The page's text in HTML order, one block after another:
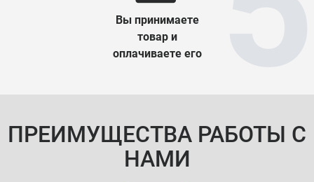
Вы принимаете
товар и
оплачиваете его
ПРЕИМУЩЕСТВА РАБОТЫ С
НАМИ